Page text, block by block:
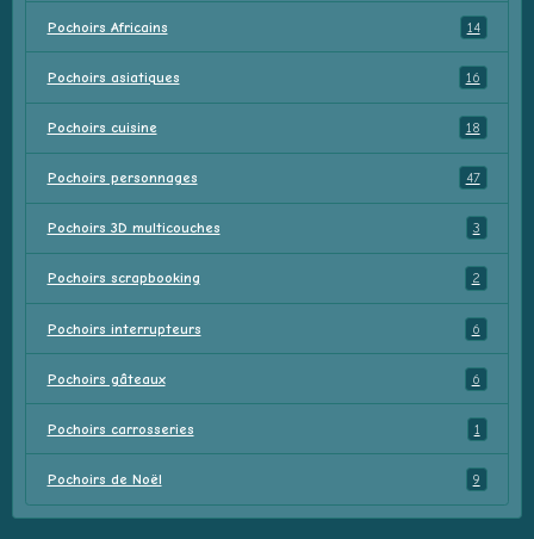
Pochoirs Africains 14
Pochoirs asiatiques 16
Pochoirs cuisine 18
Pochoirs personnages 47
Pochoirs 3D multicouches 3
Pochoirs scrapbooking 2
Pochoirs interrupteurs 6
Pochoirs gâteaux 6
Pochoirs carrosseries 1
Pochoirs de Noël 9